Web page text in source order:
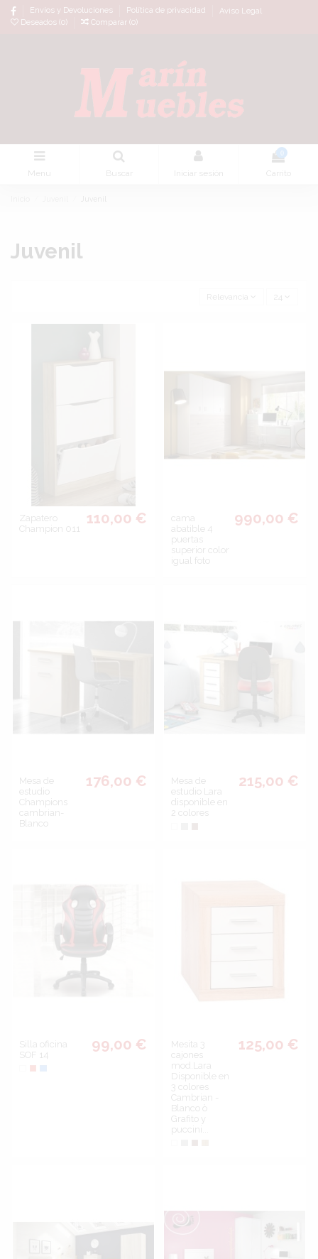
Envíos y Devoluciones Política de privacidad
Aviso Legal
Deseados (0) Comparar (0)
Menu Buscar Iniciar sesión Carrito
Juvenil
Relevancia 24
Zapatero
Champion 011
110,00 €
cama
abatible 4
puertas
superior color
igual foto
990,00 €
Mesa de
estudio
Champions
cambrian-
Blanco
176,00 €
Mesa de
estudio Lara
disponible en
2 colores
215,00 €
Silla oficina
SOF 14
Blanco
RojoAzul
99,00 €
Mesita 3
cajones
mod.Lara
Disponible en
3 colores
Cambrian -
Blanco ò
Grafito y
puccini...
125,00 €